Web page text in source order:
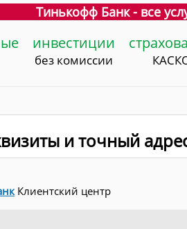
Тинькофф Банк - все
инвестиции
без комиссии
и точный
Клиентский центр